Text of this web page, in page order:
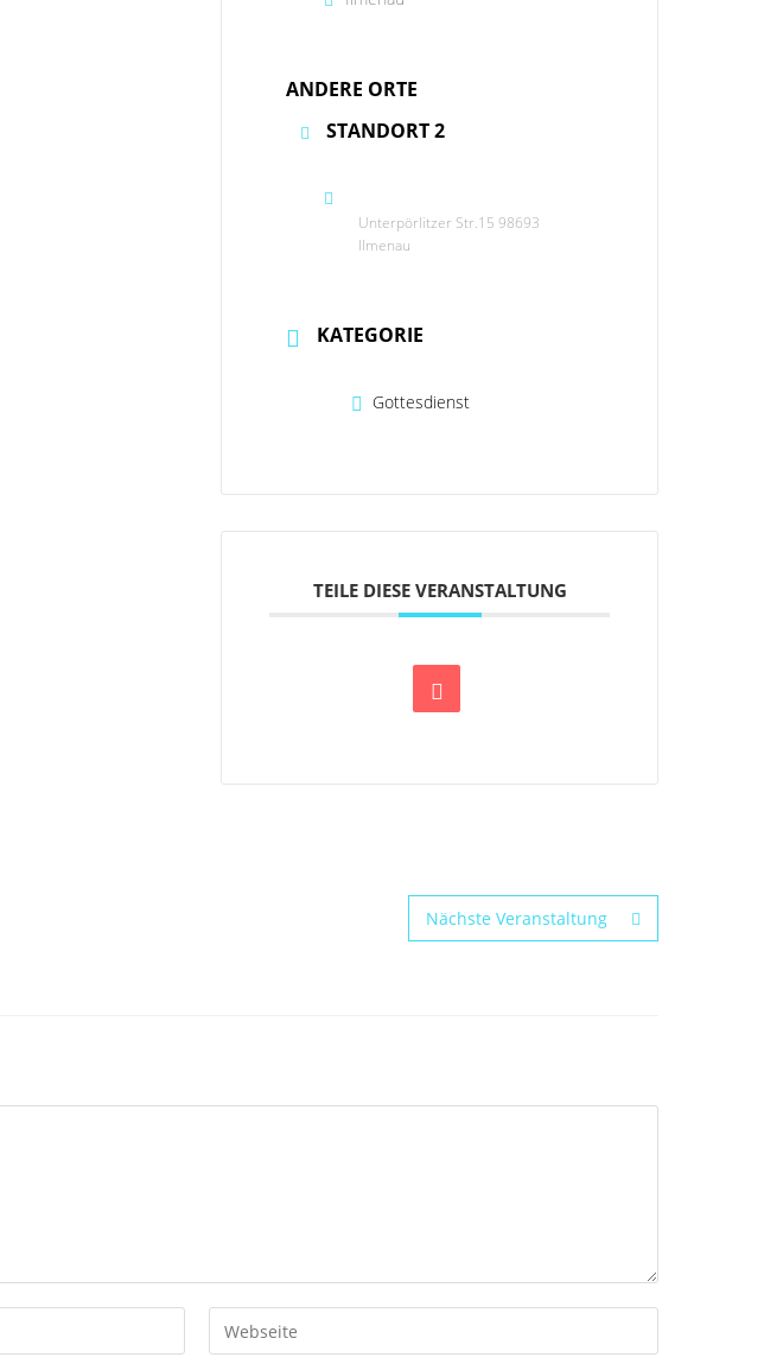
ANDERE ORTE
STANDORT 2
Unterpörlitzer Str.15 98693
Ilmenau
KATEGORIE
Gottesdienst
TEILE DIESE VERANSTALTUNG
Nächste Veranstaltung